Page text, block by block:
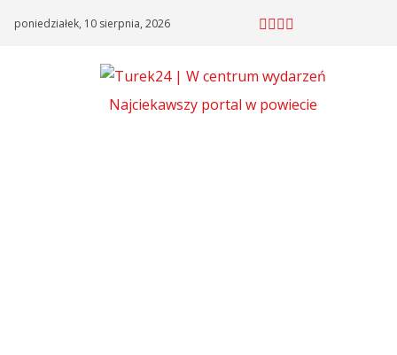
poniedziałek, 10 sierpnia, 2026
Najciekawszy portal w powiecie